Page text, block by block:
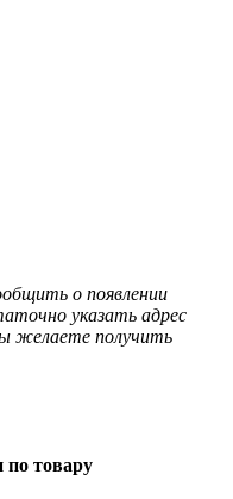
о появлении
указать адрес
желаете получить
товару